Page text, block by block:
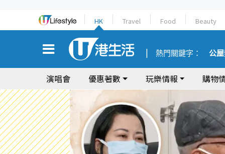
HK Travel Food Beauty
熱門關鍵字： 公
演唱會 優惠著數 玩樂情報 購物